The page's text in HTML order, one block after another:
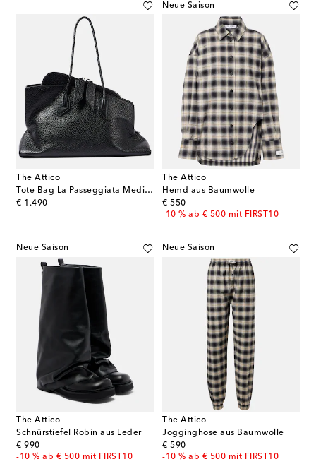
The Attico
Tote Bag La Passeggiata Medium aus Leder
€ 1.490
original price
Neue Saison
The Attico
Hemd aus Baumwolle
€ 550
original price
-10 % ab € 500 mit FIRST10
Neue Saison
The Attico
Schnürstiefel Robin aus Leder
€ 990
original price
-10 % ab € 500 mit FIRST10
Neue Saison
The Attico
Jogginghose aus Baumwolle
€ 590
original price
-10 % ab € 500 mit FIRST10